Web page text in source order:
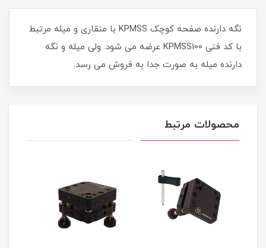
نگه دارنده صفحه کوچک KPMSS با منقاری و میله مرتبط
با کد فنی KPMSS100 عرضه می شود. ولی میله و نگه
دارنده میله به صورت جدا به فروش می رسد.
محصولات مرتبط